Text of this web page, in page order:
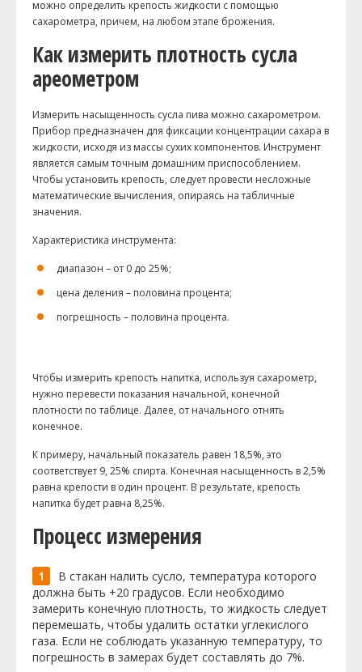
можно определить крепость жидкости с помощью
сахарометра, причем, на любом этапе брожения.
Как измерить плотность сусла
ареометром
Измерить насыщенность сусла пива можно сахарометром.
Прибор предназначен для фиксации концентрации сахара в
жидкости, исходя из массы сухих компонентов. Инструмент
является самым точным домашним приспособлением.
Чтобы установить крепость, следует провести несложные
математические вычисления, опираясь на табличные
значения.
Характеристика инструмента:
диапазон – от 0 до 25%;
цена деления – половина процента;
погрешность – половина процента.
Чтобы измерить крепость напитка, используя сахарометр,
нужно перевести показания начальной, конечной
плотности по таблице. Далее, от начального отнять
конечное.
К примеру, начальный показатель равен 18,5%, это
соответствует 9, 25% спирта. Конечная насыщенность в 2,5%
равна крепости в один процент. В результате, крепость
напитка будет равна 8,25%.
Процесс измерения
В стакан налить сусло, температура которого
должна быть +20 градусов. Если необходимо
замерить конечную плотность, то жидкость следует
перемешать, чтобы удалить остатки углекислого
газа. Если не соблюдать указанную температуру, то
погрешность в замерах будет составлять до 7%.